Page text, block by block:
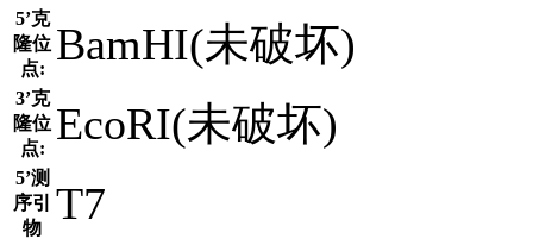
5’克
隆位
点:
BamHI(未破坏)
3’克
隆位
点:
EcoRI(未破坏)
5’测
序引
物
T7